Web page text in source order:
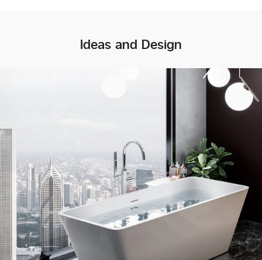
Ideas and Design